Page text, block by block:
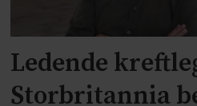
Ledende
Storbritannia